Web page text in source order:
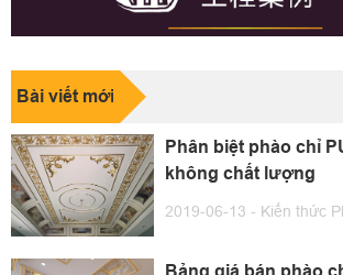
Bài viết mới
Phân biệt phào chỉ
không chất lượng
2019-06-13 - Kiến thức